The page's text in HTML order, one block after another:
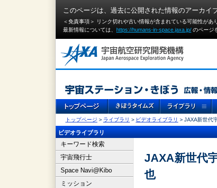
このページは、過去に公開された情報のアーカイ
＜免責事項＞ リンク切れや古い情報が含まれている可能性が
最新情報については、 https://humans-in-space.jaxa.jp/ のページ
トップページ > ライブラリ > ビデオライブラリ > JAXA新世代
ビデオライブラリ
キーワード検索
宇宙飛行士
Space Navi@Kibo
ミッション
JAXA新世代
也